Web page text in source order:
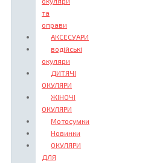
та
оправи
АКСЕСУАРИ
водійські
окуляри
ДИТЯЧІ
ОКУЛЯРИ
ЖІНОЧІ
ОКУЛЯРИ
Мотосумки
Новинки
ОКУЛЯРИ
ДЛЯ